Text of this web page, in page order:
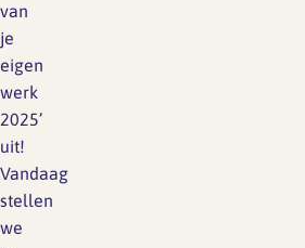
van
je
eigen
werk
2025’
uit!
Vandaag
stellen
we